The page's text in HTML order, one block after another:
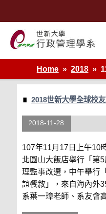
世新大學行政管理學系網站
Home
2018
2018世新大學全球校
2018-11-28
107年11月17日上午10
北圓山大飯店舉行「第
理監事改選，中午舉行
誼餐敘」，來自海內外
系葉一璋老師、系友會